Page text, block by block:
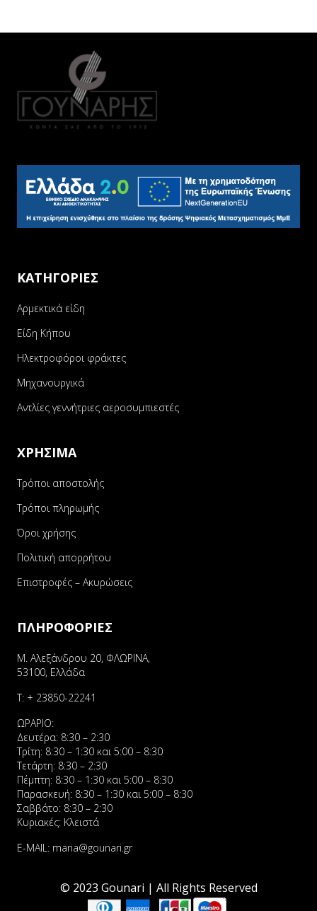
ΚΑΤΗΓΟΡΙΕΣ
Αρμεκτικά είδη
Είδη Κήπου
Ηλεκτροφόροι φράκτες
Μηχανουργικά
Αντλίες γεννήτριες αεροσυμπιεστές
ΧΡΗΣΙΜΑ
Τρόποι αποστολής
Τρόποι πληρωμής
Όροι χρήσης
Πολιτική απορρήτου
Επιστροφές – Ακυρώσεις
ΠΛΗΡΟΦΟΡΙΕΣ
Μ. Αλεξάνδρου 20, ΦΛΩΡΙΝΑ,
53100, Ελλάδα
Τ: + 23850-22241
ΩΡΑΡΙΟ:
Δευτέρα: 8:30 – 2:30
Τρίτη: 8:30 – 1:30 και 5:00 – 8:30
Τετάρτη: 8:30 – 2:30
Πέμπτη: 8:30 – 1:30 και 5:00 – 8:30
Παρασκευή: 8:30 – 1:30 και 5:00 – 8:30
Σαββάτο: 8:30 – 2:30
Κυριακές: Κλειστά
E-MAIL: maria@gounari.gr
© 2023 Gounari | All Rights Reserved